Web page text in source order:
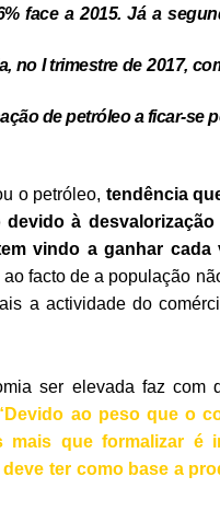
face a 2015. Já a
no I trimestre de 2017,
de petróleo a ficar-se
o petróleo, tendência
à
vindo a ganhar cada
facto de a população
a actividade do
ser elevada faz com
ao peso que o
que formalizar é
ter como base a